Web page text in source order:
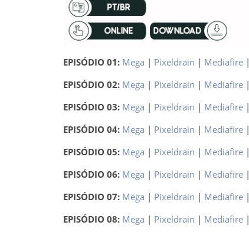
EPISÓDIO 01: Mega | Pixeldrain | Mediafire|
EPISÓDIO 02: Mega | Pixeldrain | Mediafire|
EPISÓDIO 03: Mega | Pixeldrain | Mediafire|
EPISÓDIO 04: Mega | Pixeldrain | Mediafire|
EPISÓDIO 05: Mega | Pixeldrain | Mediafire|
EPISÓDIO 06: Mega | Pixeldrain | Mediafire|
EPISÓDIO 07: Mega | Pixeldrain | Mediafire|
EPISÓDIO 08: Mega | Pixeldrain | Mediafire|